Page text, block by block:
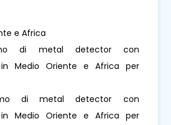
e Africa
di metal detector con
in Medio Oriente e Africa per
di metal detector con
in Medio Oriente e Africa per